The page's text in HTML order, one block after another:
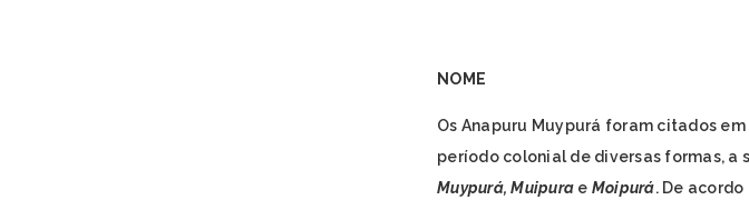
NOME
Os Anapuru Muypurá foram citados
período colonial de diversas formas, a
Muypurá, Muipura e Moipurá. De